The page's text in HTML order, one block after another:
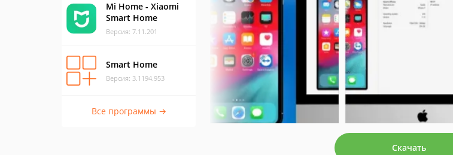
Mi Home - Xiaomi
Smart Home
Версия: 7.11.201
Smart Home
Версия: 3.1194.953
Все программы →
Скачать